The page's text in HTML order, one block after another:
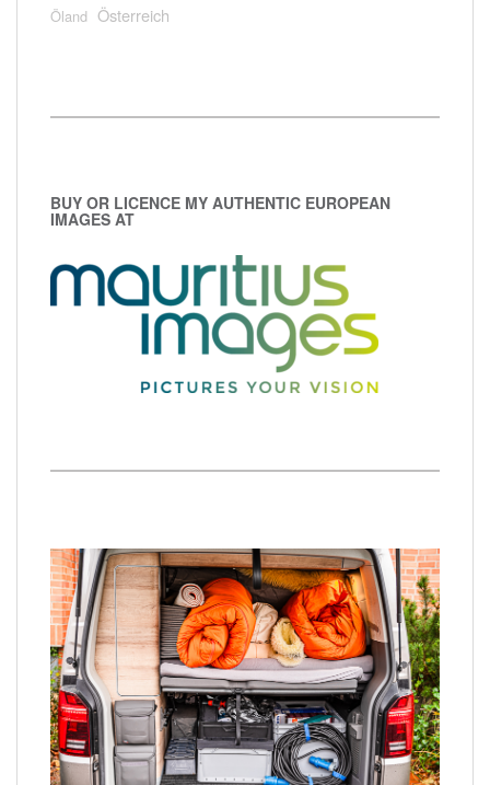
Öland Österreich
BUY OR LICENCE MY AUTHENTIC EUROPEAN
IMAGES AT